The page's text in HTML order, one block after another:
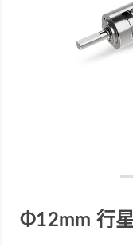
Φ12mm 行